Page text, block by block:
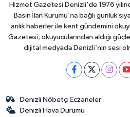
Hizmet Gazetesi Denizli'de 1976
Basın İlan Kurumu'na bağlı günlük
anlık haberler ile kent gündemini
Gazetesi; okuyucularından aldığı
dijital medyada Denizli'nin sesi
Denizli Nöbetçi Eczaneler
Denizli Hava Durumu